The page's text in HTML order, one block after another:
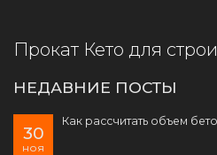
Прокат Кето для
НЕДАВНИЕ ПОСТЫ
30
ноя
Как рассчитать объем